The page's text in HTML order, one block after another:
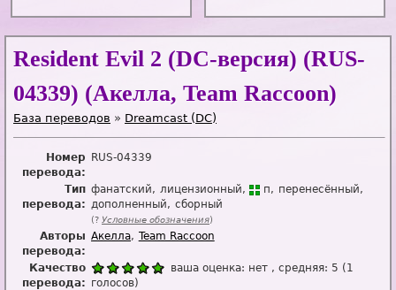
Resident Evil 2 (DC-версия) (RUS-
04339) (Акелла, Team Raccoon)
База переводов » Dreamcast (DC)
Номер
перевода:
RUS-04339
Тип
перевода:
фанатский лицензионный п
перенесённый
дополненный
сборный
(? Условные обозначения)
Авторы
перевода:
Акелла Team Raccoon
Качество
перевода:
ваша оценка: нет , средняя: 5 ( 1
голосов)